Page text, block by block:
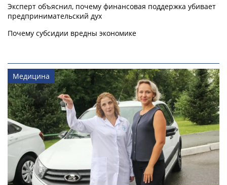
Эксперт объяснил, почему финансовая поддержка убивает
предпринимательский дух
Почему субсидии вредны экономике
Медицина